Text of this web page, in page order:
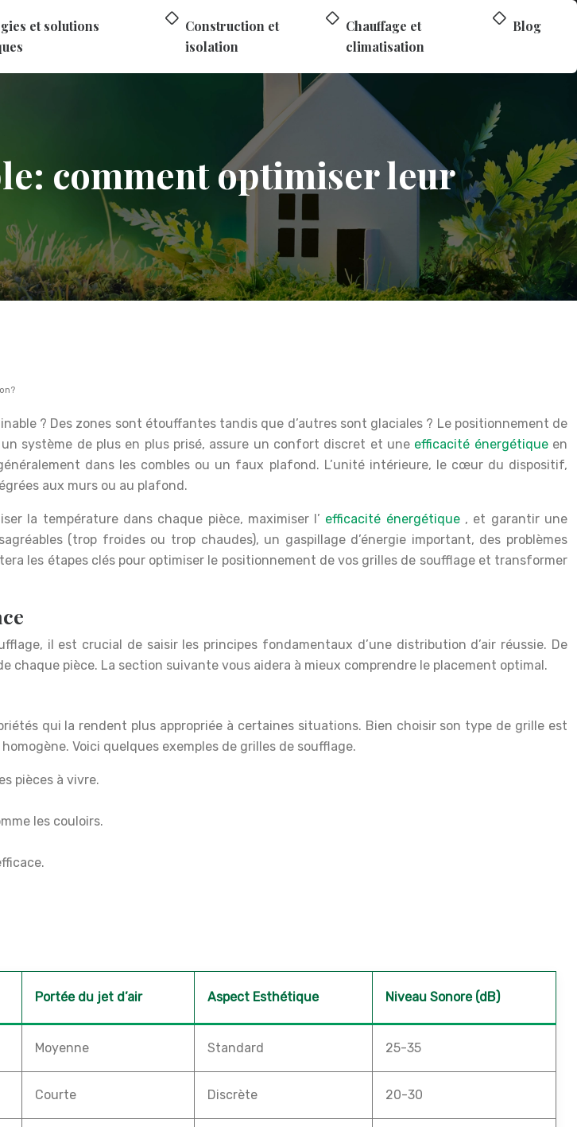
et solutions
Construction et
isolation
Chauffage et
climatisation
Blog
comment optimiser leur
? Des zones sont étouffantes tandis que d’autres sont glaciales ? Le positionnement de
système de plus en plus prisé, assure un confort discret et une efficacité énergétique en
dans les combles ou un faux plafond. L’unité intérieure, le cœur du dispositif,
aux murs ou au plafond.
la température dans chaque pièce, maximiser l’ efficacité énergétique , et garantir une
(trop froides ou trop chaudes), un gaspillage d’énergie important, des problèmes
les étapes clés pour optimiser le positionnement de vos grilles de soufflage et transformer
il est crucial de saisir les principes fondamentaux d’une distribution d’air réussie. De
pièce. La section suivante vous aidera à mieux comprendre le placement optimal.
qui la rendent plus appropriée à certaines situations. Bien choisir son type de grille est
homogène. Voici quelques exemples de grilles de soufflage.
pièces à vivre.
les couloirs.
Portée du jet d’air Aspect Esthétique Niveau Sonore (dB)
Moyenne Standard 25-35
Courte Discrète 20-30